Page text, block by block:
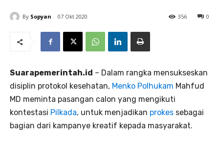
By Sopyan 07 Okt 2020 0
356
Suarapemerintah.id – Dalam rangka mensukseskan
disiplin protokol kesehatan, Menko Polhukam Mahfud
MD meminta pasangan calon yang mengikuti
kontestasi Pilkada, untuk menjadikan prokes sebagai
bagian dari kampanye kreatif kepada masyarakat.